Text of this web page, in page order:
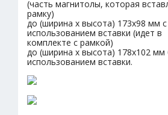
(часть магнитолы, которая
рамку)
до (ширина х высота) 173х98 мм с
использованием вставки (идет в
комплекте с рамкой)
до (ширина х высота) 178х102 мм
использованием вставки.